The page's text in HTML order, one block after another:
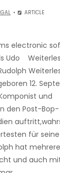
ARTICLE
electronic
Udo
12.
und
den Post-
für
hat
und auch